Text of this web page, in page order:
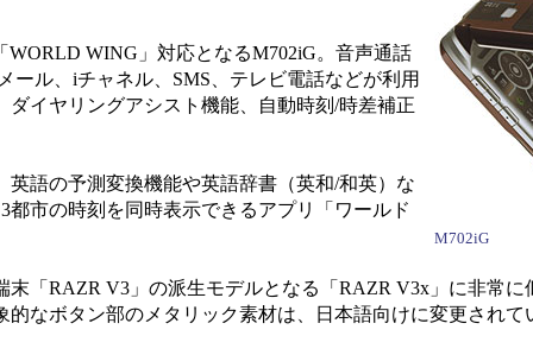
M702iG
WING」対応となるM702iG。音声通話
ル、iチャネル、SMS、テレビ電話などが利用
イヤリングアシスト機能、自動時刻/時差補正
語の予測変換機能や英語辞書（英和/和英）な
市の時刻を同時表示できるアプリ「ワールド
「RAZR V3」の派生モデルとなる「RAZR V3x」に非常に
なボタン部のメタリック素材は、日本語向けに変更されて